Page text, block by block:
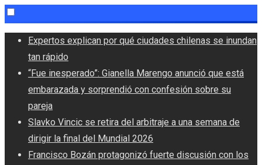
Skip
content
Expertos explican por qué ciudades chilenas se inundan
tan rápido
“Fue inesperado”: Gianella Marengo anunció que está
embarazada y sorprendió con confesión sobre su
pareja
Slavko Vincic se retira del arbitraje a una semana de
dirigir la final del Mundial 2026
Francisco Bozán protagonizó fuerte discusión con los